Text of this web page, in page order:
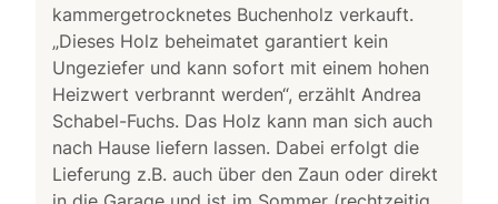
kammergetrocknetes Buchenholz verkauft.
„Dieses Holz beheimatet garantiert kein
Ungeziefer und kann sofort mit einem hohen
Heizwert verbrannt werden“, erzählt Andrea
Schabel-Fuchs. Das Holz kann man sich auch
nach Hause liefern lassen. Dabei erfolgt die
Lieferung z.B. auch über den Zaun oder direkt